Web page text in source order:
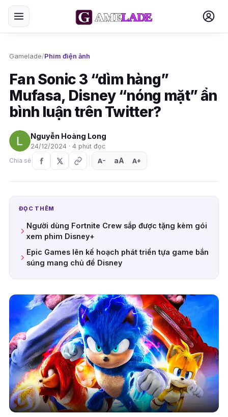
Gamelade/Phim điện ảnh
Fan Sonic 3 “dìm hàng”
Mufasa, Disney “nóng mặt” ẩn
bình luận trên Twitter?
Nguyễn Hoàng Long
24/12/2024 · 4 phút đọc
Chia sẻ
A− aA A+
ĐỌC THÊM
Người dùng Fortnite Crew sắp được tặng kèm gói
xem phim Disney+
Epic Games lên kế hoạch phát triển tựa game bắn
súng mang chủ đề Disney